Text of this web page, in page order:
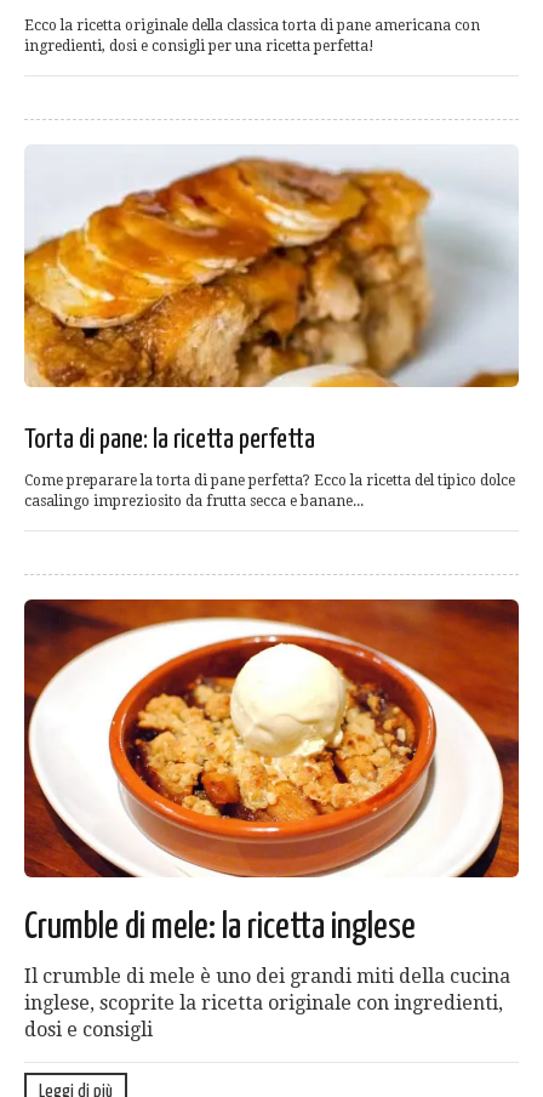
Ecco la ricetta originale della classica torta di pane americana con
ingredienti, dosi e consigli per una ricetta perfetta!
Torta di pane: la ricetta perfetta
Come preparare la torta di pane perfetta? Ecco la ricetta del tipico dolce
casalingo impreziosito da frutta secca e banane...
Crumble di mele: la ricetta inglese
Il crumble di mele è uno dei grandi miti della cucina
inglese, scoprite la ricetta originale con ingredienti,
dosi e consigli
Leggi di più